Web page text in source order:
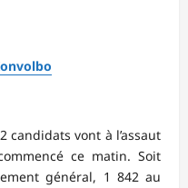
candidats vont à l’assaut
ce matin. Soit
général, 1 842 au